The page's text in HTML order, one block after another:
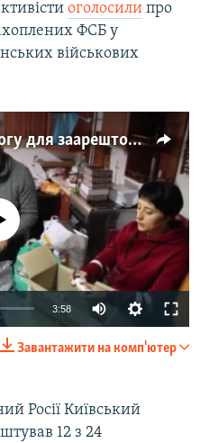
оголосили про
ФСБ у
військових
Як Крим збирає допомогу для заарештованих українських моряків (відео)
available
3:58
Завантажити на комп'ютер
Росії Київський
12 з 24